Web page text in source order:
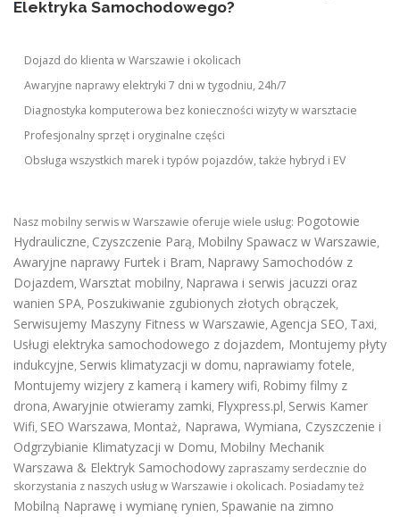
Elektryka Samochodowego?
Dojazd do klienta w Warszawie i okolicach
Awaryjne naprawy elektryki 7 dni w tygodniu, 24h/7
Diagnostyka komputerowa bez konieczności wizyty w warsztacie
Profesjonalny sprzęt i oryginalne części
Obsługa wszystkich marek i typów pojazdów, także hybryd i EV
Nasz mobilny serwis w Warszawie oferuje wiele usług: Pogotowie
Hydrauliczne, Czyszczenie Parą, Mobilny Spawacz w Warszawie,
Awaryjne naprawy Furtek i Bram, Naprawy Samochodów z
Dojazdem, Warsztat mobilny, Naprawa i serwis jacuzzi oraz
wanien SPA, Poszukiwanie zgubionych złotych obrączek,
Serwisujemy Maszyny Fitness w Warszawie, Agencja SEO, Taxi,
Usługi elektryka samochodowego z dojazdem, Montujemy płyty
indukcyjne, Serwis klimatyzacji w domu, naprawiamy fotele,
Montujemy wizjery z kamerą i kamery wifi, Robimy filmy z
drona, Awaryjnie otwieramy zamki, Flyxpress.pl, Serwis Kamer
Wifi, SEO Warszawa, Montaż, Naprawa, Wymiana, Czyszczenie i
Odgrzybianie Klimatyzacji w Domu, Mobilny Mechanik
Warszawa & Elektryk Samochodowy zapraszamy serdecznie do
skorzystania z naszych usług w Warszawie i okolicach. Posiadamy też
Mobilną Naprawę i wymianę rynien, Spawanie na zimno